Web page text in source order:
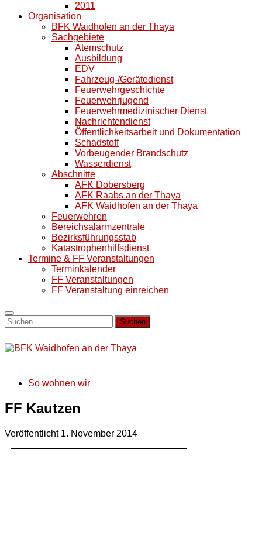
2011
Organisation
BFK Waidhofen an der Thaya
Sachgebiete
Atemschutz
Ausbildung
EDV
Fahrzeug-/Gerätedienst
Feuerwehrgeschichte
Feuerwehrjugend
Feuerwehrmedizinischer Dienst
Nachrichtendienst
Öffentlichkeitsarbeit und Dokumentation
Schadstoff
Vorbeugender Brandschutz
Wasserdienst
Abschnitte
AFK Dobersberg
AFK Raabs an der Thaya
AFK Waidhofen an der Thaya
Feuerwehren
Bereichsalarmzentrale
Bezirksführungsstab
Katastrophenhilfsdienst
Termine & FF Veranstaltungen
Terminkalender
FF Veranstaltungen
FF Veranstaltung einreichen
Suchen
nach:
So wohnen wir
FF Kautzen
Veröffentlicht 1. November 2014